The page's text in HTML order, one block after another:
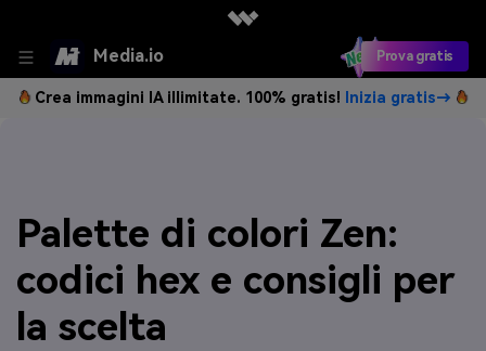
Media.io Prova gratis
Crea immagini IA illimitate. 100% gratis! Inizia gratis→
Palette di colori Zen:
codici hex e consigli per
la scelta